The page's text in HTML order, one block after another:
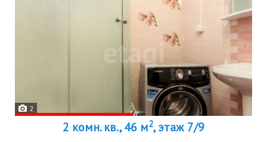
2
2 комн. кв., 46 м2, этаж 7/9